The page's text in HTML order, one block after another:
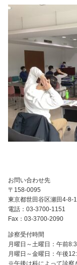
お問い合わせ先
〒158-0095
東京都世田谷区瀬田4-8-1
電話：03-3700-1151
Fax：03-3700-2090
診察受付時間
月曜日～土曜日：午前
月曜日～金曜日：午後
※午後は科によって診察